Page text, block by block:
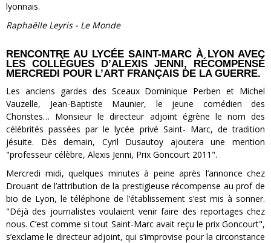
lyonnais.
Raphaëlle Leyris - Le Monde
RENCONTRE AU LYCÉE SAINT-MARC À LYON AVEC
LES COLLÈGUES D’ALEXIS JENNI, RÉCOMPENSÉ
MERCREDI POUR L’ART FRANÇAIS DE LA GUERRE.
Les anciens gardes des Sceaux Dominique Perben et Michel
Vauzelle, Jean-Baptiste Maunier, le jeune comédien des
Choristes… Monsieur le directeur adjoint égrène le nom des
célébrités passées par le lycée privé Saint- Marc, de tradition
jésuite. Dès demain, Cyril Dusautoy ajoutera une mention
"professeur célèbre, Alexis Jenni, Prix Goncourt 2011".
Mercredi midi, quelques minutes à peine après l’annonce chez
Drouant de l’attribution de la prestigieuse récompense au prof de
bio de Lyon, le téléphone de l’établissement s’est mis à sonner.
"Déjà des journalistes voulaient venir faire des reportages chez
nous. C’est comme si tout Saint-Marc avait reçu le prix Goncourt",
s’exclame le directeur adjoint, qui s’improvise pour la circonstance